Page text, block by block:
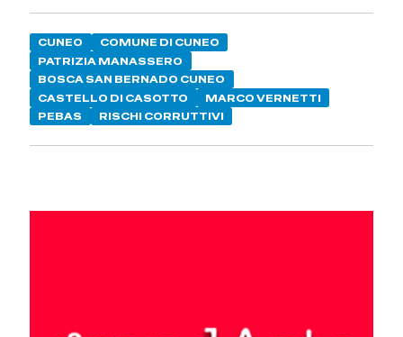
CUNEO
COMUNE DI CUNEO
PATRIZIA MANASSERO
BOSCA SAN BERNADO CUNEO
CASTELLO DI CASOTTO
MARCO VERNETTI
PEBAS
RISCHI CORRUTTIVI